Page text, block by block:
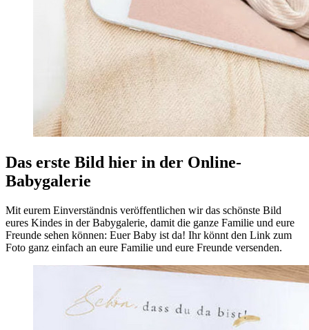
Das erste Bild hier in der Online-
Babygalerie
Mit eurem Einverständnis veröffentlichen wir das schönste Bild
eures Kindes in der Babygalerie, damit die ganze Familie und eure
Freunde sehen können: Euer Baby ist da! Ihr könnt den Link zum
Foto ganz einfach an eure Familie und eure Freunde versenden.